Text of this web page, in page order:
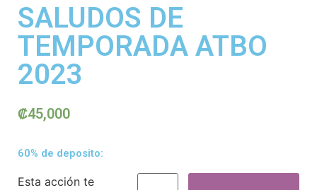
SALUDOS DE
TEMPORADA ATBO
2023
₡45,000
60% de deposito:
Esta acción te